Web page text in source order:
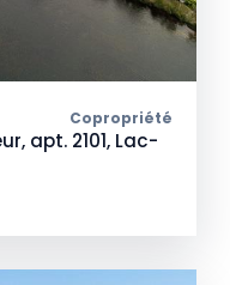
Copropriété
apt. 2101, Lac-